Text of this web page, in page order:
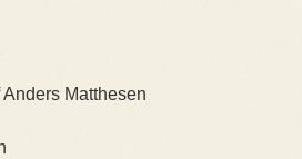
Matthesen